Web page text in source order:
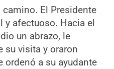
El Presidente
y afectuoso. Hacia el
un abrazo, le
su visita y oraron
ordenó a su ayudante